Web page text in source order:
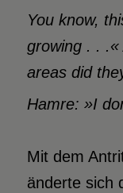
You know,
growing . .
areas did
Hamre: »I
Mit dem
änderte sich